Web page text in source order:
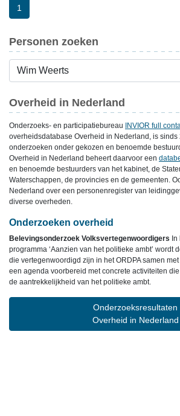
1
Personen zoeken
Overheid in Nederland
Onderzoeks- en participatiebureau INVIOR full
overheidsdatabase Overheid in Nederland, is sinds
onderzoeken onder gekozen en benoemde
Overheid in Nederland beheert daarvoor een
en benoemde bestuurders van het kabinet, de
Waterschappen, de provincies en de gemeenten.
Nederland over een personenregister van
diverse overheden.
Onderzoeken overheid
Belevingsonderzoek Volksvertegenwoordigers
programma ‘Aanzien van het politieke ambt’ wordt
die vertegenwoordigd zijn in het ORDPA samen
een agenda voorbereid met concrete activiteiten
de aantrekkelijkheid van het politieke ambt.
Onderzoeksresultaten
Overheid in Nederland